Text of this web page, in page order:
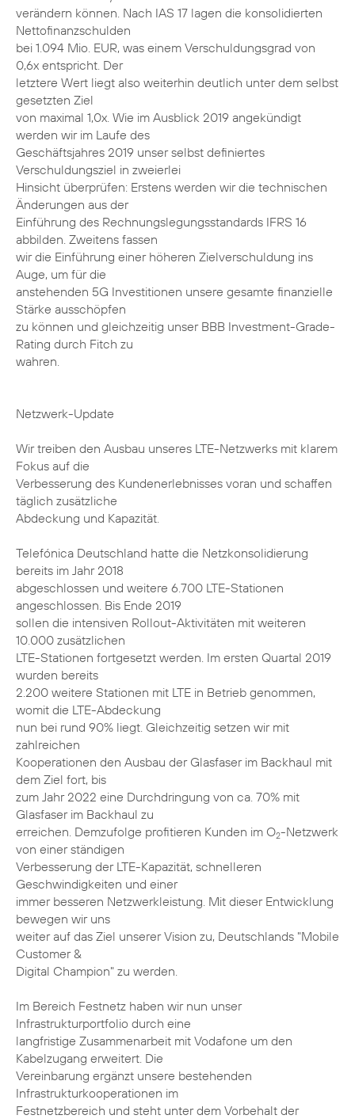
verändern können. Nach IAS 17 lagen die konsolidierten
Nettofinanzschulden
bei 1.094 Mio. EUR, was einem Verschuldungsgrad von
0,6x entspricht. Der
letztere Wert liegt also weiterhin deutlich unter dem selbst
gesetzten Ziel
von maximal 1,0x. Wie im Ausblick 2019 angekündigt
werden wir im Laufe des
Geschäftsjahres 2019 unser selbst definiertes
Verschuldungsziel in zweierlei
Hinsicht überprüfen: Erstens werden wir die technischen
Änderungen aus der
Einführung des Rechnungslegungsstandards IFRS 16
abbilden. Zweitens fassen
wir die Einführung einer höheren Zielverschuldung ins
Auge, um für die
anstehenden 5G Investitionen unsere gesamte finanzielle
Stärke ausschöpfen
zu können und gleichzeitig unser BBB Investment-Grade-
Rating durch Fitch zu
wahren.
Netzwerk-Update
Wir treiben den Ausbau unseres LTE-Netzwerks mit klarem
Fokus auf die
Verbesserung des Kundenerlebnisses voran und schaffen
täglich zusätzliche
Abdeckung und Kapazität.
Telefónica Deutschland hatte die Netzkonsolidierung
bereits im Jahr 2018
abgeschlossen und weitere 6.700 LTE-Stationen
angeschlossen. Bis Ende 2019
sollen die intensiven Rollout-Aktivitäten mit weiteren
10.000 zusätzlichen
LTE-Stationen fortgesetzt werden. Im ersten Quartal 2019
wurden bereits
2.200 weitere Stationen mit LTE in Betrieb genommen,
womit die LTE-Abdeckung
nun bei rund 90% liegt. Gleichzeitig setzen wir mit
zahlreichen
Kooperationen den Ausbau der Glasfaser im Backhaul mit
dem Ziel fort, bis
zum Jahr 2022 eine Durchdringung von ca. 70% mit
Glasfaser im Backhaul zu
erreichen. Demzufolge profitieren Kunden im O2-Netzwerk
von einer ständigen
Verbesserung der LTE-Kapazität, schnelleren
Geschwindigkeiten und einer
immer besseren Netzwerkleistung. Mit dieser Entwicklung
bewegen wir uns
weiter auf das Ziel unserer Vision zu, Deutschlands "Mobile
Customer &
Digital Champion" zu werden.
Im Bereich Festnetz haben wir nun unser
Infrastrukturportfolio durch eine
langfristige Zusammenarbeit mit Vodafone um den
Kabelzugang erweitert. Die
Vereinbarung ergänzt unsere bestehenden
Infrastrukturkooperationen im
Festnetzbereich und steht unter dem Vorbehalt der